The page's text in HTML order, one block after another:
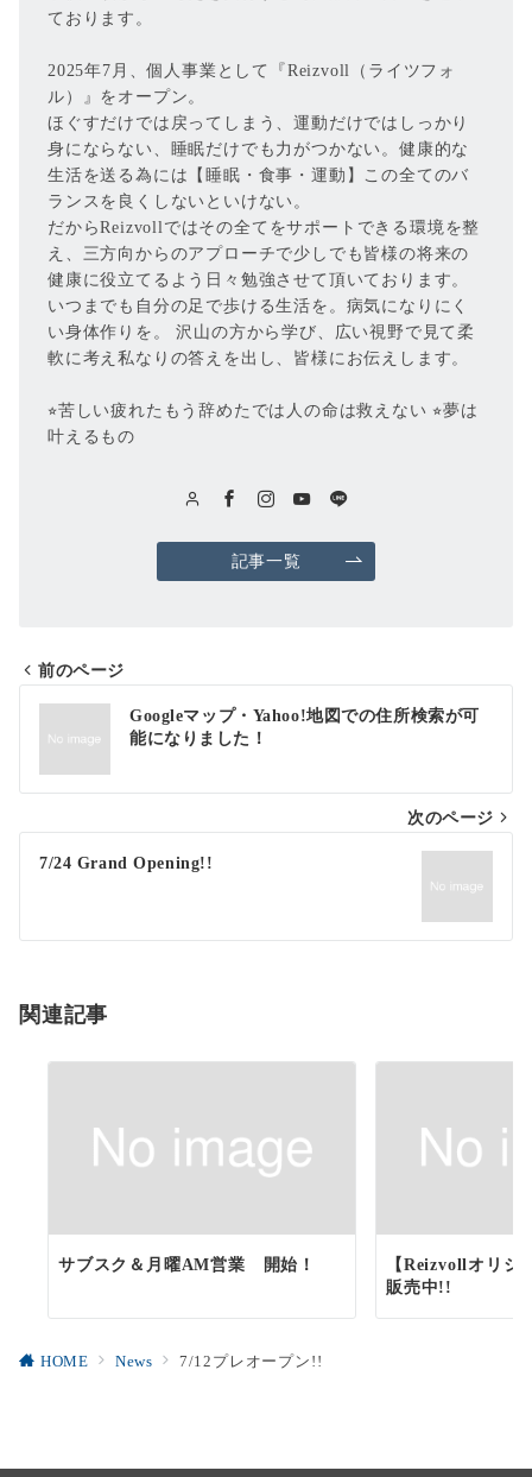
ております。
2025年7月、個人事業として『Reizvoll（ライツフォ
ル）』をオープン。
ほぐすだけでは戻ってしまう、運動だけではしっかり
身にならない、睡眠だけでも力がつかない。健康的な
生活を送る為には【睡眠・食事・運動】この全てのバ
ランスを良くしないといけない。
だからReizvollではその全てをサポートできる環境を整
え、三方向からのアプローチで少しでも皆様の将来の
健康に役立てるよう日々勉強させて頂いております。
いつまでも自分の足で歩ける生活を。病気になりにく
い身体作りを。 沢山の方から学び、広い視野で見て柔
軟に考え私なりの答えを出し、皆様にお伝えします。
⭐︎苦しい疲れたもう辞めたでは人の命は救えない ⭐︎夢は
叶えるもの
記事一覧
投
ナ
ビ
ゲ
シ
ン
前のページ
Googleマップ・Yahoo!地図での住所検索が可
能になりました！
次のページ
7/24 Grand Opening!!
関連記事
サブスク＆月曜AM営業 開始！
【Reizvollオリジ
販売中!!
HOME News 7/12プレオープン!!